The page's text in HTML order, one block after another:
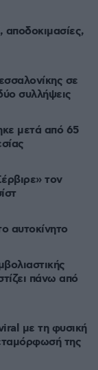
σε
συλλήψεις
μετά από 65
τον
αυτοκίνητο
πάνω από
με τη φυσική
της